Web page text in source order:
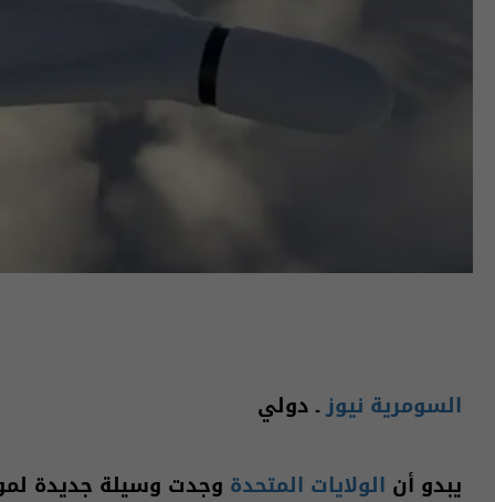
السومرية نيوزـ دولي
يبدو أن الولايات المتحدة وجدت وسيلة جديدة